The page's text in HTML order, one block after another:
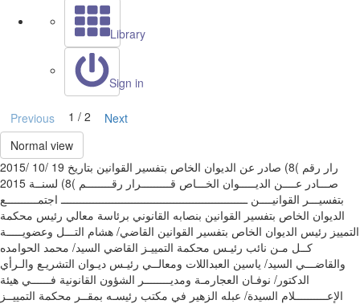
Library
Sign in
Previous 1 / 2
Next
Normal view
‫رار رﻗﻢ )‪ (8‬ﺻﺎدر ﻋﻦ اﻟﺪﯾﻮان اﻟﺨﺎص ﺑﺘﻔﺴﯿﺮ اﻟﻘﻮاﻧﯿﻦ‬ ‫ﺑﺘﺎرﯾﺦ ‪2015/ 10/ 19‬‬
‫ﻗـــــــــﺮار رﻗــــــــﻢ )‪ (8‬ﻟﺴﻨــﺔ ‪2015‬‬ ‫ﺻـــﺎدر ﻋــــﻦ اﻟﺪﯾـــــﻮان اﻟﺨـــﺎص
ﺑﺘﻔﺴﯿـــﺮ اﻟﻘﻮاﻧﯿــــﻦ‬ ‫ــــــــــــــــــــــــــــــــــــــــــــــــــــــــــ‬ ‫اﺟﺘﻤــــــــــﻊ
اﻟﺪﯾﻮان اﻟﺨﺎص ﺑﺘﻔﺴﯿﺮ اﻟﻘﻮاﻧﯿﻦ ﺑﻨﺼﺎﺑﻪ اﻟﻘﺎﻧﻮﻧﻲ ﺑﺮﺋﺎﺳﺔ ﻣﻌﺎﻟﻲ رﺋﯿﺲ ﻣﺤﻜﻤﺔ
اﻟﺘﻤﯿﯿﺰ رﺋﯿﺲ اﻟﺪﯾﻮان اﻟﺨﺎص ﺑﺘﻔﺴﯿﺮ اﻟﻘﻮاﻧﯿﻦ اﻟﻘﺎﺿﻲ‪ /‬ﻫﺸﺎم اﻟﺘـــﻞ وﻋﻀﻮﯾـــــﺔ
ﻛــﻞ ﻣـﻦ ﻧﺎﺋﺐ رﺋﯿـﺲ‬ ‫ﻣﺤﻜﻤﺔ اﻟﺘﻤﯿﯿـﺰ اﻟﻘﺎﺿﻲ اﻟﺴﯿﺪ‪ /‬ﻣﺤﻤﺪ اﻟﺤﻮاﻣﺪه
واﻟﻘﺎﺿـــﻲ اﻟﺴﯿﺪ‪ /‬ﯾﺎﺳﯿﻦ اﻟﻌﺒﺪاﻟﻼت وﻣﻌﺎﻟــﻲ رﺋﯿـﺲ دﯾـﻮان اﻟﺘﺸﺮﯾـﻊ واﻟـﺮأي
اﻟﺪﻛﺘﻮر‪ /‬ﻧﻮﻓـﺎن اﻟﻌﺠﺎرﻣـﺔ وﻣﺪﯾــــــــﺮ اﻟﺸﺆون اﻟﻘﺎﻧﻮﻧﯿﺔ ﻓــــــﻲ ﻫﯿﺌﺔ‬
‫اﻹﻋــــــــــﻼم اﻟﺴﯿﺪة‪ /‬ﻋﺒﻠﻪ اﻟﺰﻫﯿﺮ ﻓﻲ ﻣﻜﺘﺐ رﺋﯿﺴـﻪ ﺑﻤﻘــﺮ ﻣﺤﻜﻤﺔ اﻟﺘﻤﯿﯿــﺰ